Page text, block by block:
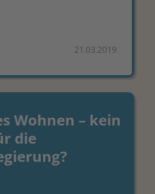
21.03.2019
Wohnen – kein
die